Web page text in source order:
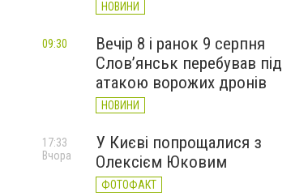
НОВИНИ
Вечір 8 і ранок 9 серпня
Слов’янськ перебував під
атакою ворожих дронів
НОВИНИ
09:30
У Києві попрощалися з
Олексієм Юковим
ФОТОФАКТ
17:33
Вчора